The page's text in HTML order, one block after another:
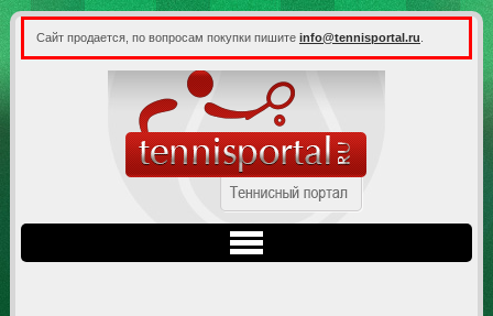
Сайт продается, по вопросам покупки пишите info@tennisportal.ru